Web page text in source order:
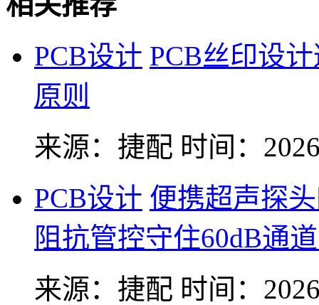
PCB设计 PCB丝印设
原则
来源：捷配 时间：
PCB设计 便携超声探
阻抗管控守住60dB通
来源：捷配 时间：